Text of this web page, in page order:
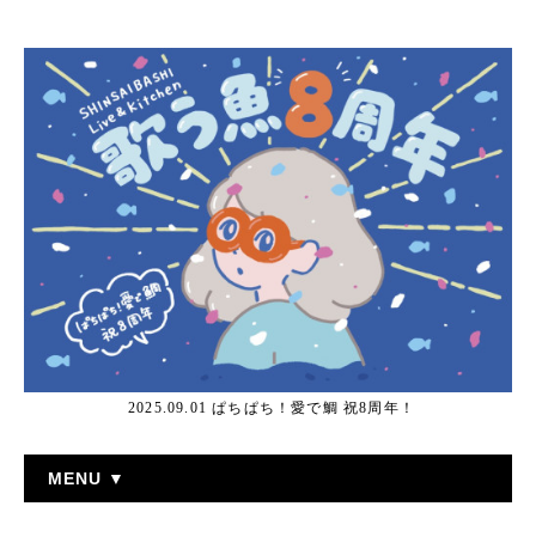
2025.09.01 ぱちぱち！愛で鯛 祝8周年！
MENU ▼